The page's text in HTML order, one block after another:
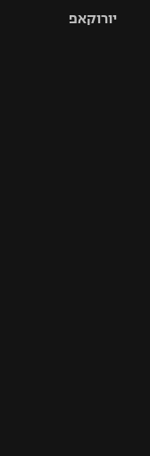
יורוקאפ